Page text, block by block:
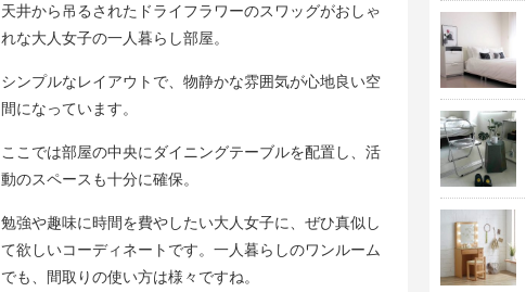
天井から吊るされたドライフラワーのスワッグがおしゃ
れな大人女子の一人暮らし部屋。
シンプルなレイアウトで、物静かな雰囲気が心地良い空
間になっています。
ここでは部屋の中央にダイニングテーブルを配置し、活
動のスペースも十分に確保。
勉強や趣味に時間を費やしたい大人女子に、ぜひ真似し
て欲しいコーディネートです。一人暮らしのワンルーム
でも、間取りの使い方は様々ですね。